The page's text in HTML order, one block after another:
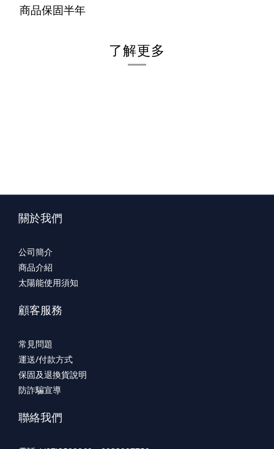
商品保固半年
了解更多
關於我們
公司簡介
商品介紹
太陽能使用須知
顧客服務
常見問題
運送/付款方式
保固及退換貨說明
防詐騙宣導
聯絡我們